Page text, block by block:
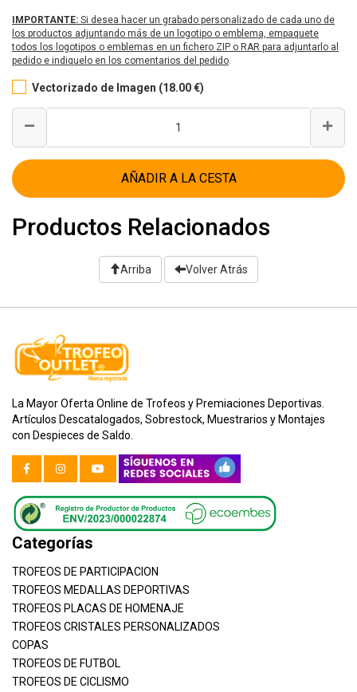
IMPORTANTE: Si desea hacer un grabado personalizado de cada uno de
los productos adjuntando más de un logotipo o emblema, empaquete
todos los logotipos o emblemas en un fichero ZIP o RAR para adjuntarlo al
pedido e indiquelo en los comentarios del pedido.
Vectorizado de Imagen (18.00 €)
AÑADIR A LA CESTA
Productos Relacionados
Arriba Volver Atrás
La Mayor Oferta Online de Trofeos y Premiaciones Deportivas.
Artículos Descatalogados, Sobrestock, Muestrarios y Montajes
con Despieces de Saldo.
Categorías
TROFEOS DE PARTICIPACION
TROFEOS MEDALLAS DEPORTIVAS
TROFEOS PLACAS DE HOMENAJE
TROFEOS CRISTALES PERSONALIZADOS
COPAS
TROFEOS DE FUTBOL
TROFEOS DE CICLISMO